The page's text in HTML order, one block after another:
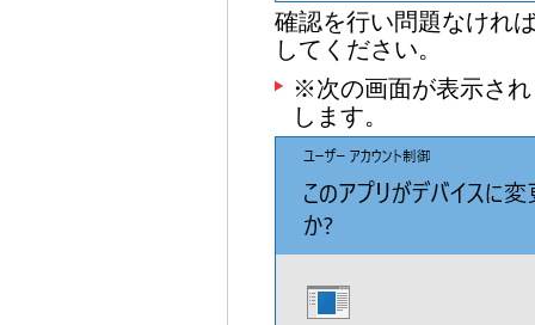
確認を行い問題なけれ
してください。
※次の画面が表示さ
します。